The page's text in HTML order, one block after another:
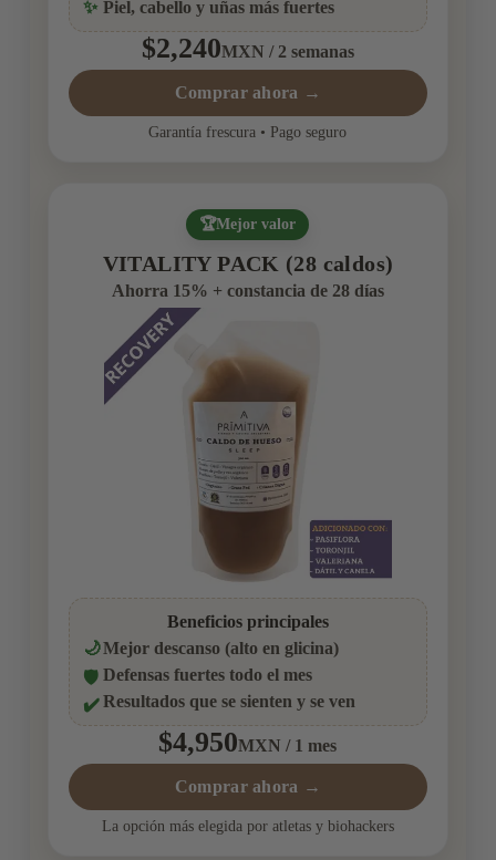
✨ Piel, cabello y uñas más fuertes
$2,240MXN / 2 semanas
Comprar ahora →
Garantía frescura • Pago seguro
🏆Mejor valor
VITALITY PACK (28 caldos)
Ahorra 15% + constancia de 28 días
Beneficios principales
🌙Mejor descanso (alto en glicina)
🛡️ Defensas fuertes todo el mes
✔️Resultados que se sienten y se ven
$4,950MXN / 1 mes
Comprar ahora →
La opción más elegida por atletas y biohackers